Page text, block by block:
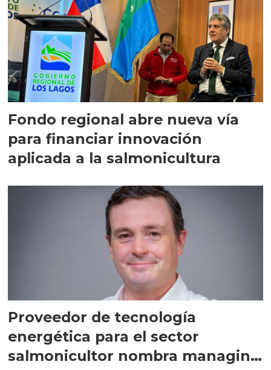
Fondo regional abre nueva vía
para financiar innovación
aplicada a la salmonicultura
Proveedor de tecnología
energética para el sector
salmonicultor nombra managing